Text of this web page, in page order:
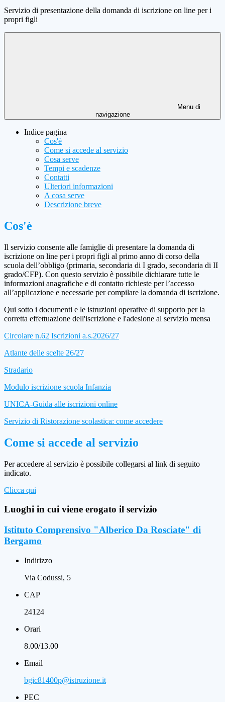
Servizio di presentazione della domanda di iscrizione on line per i
propri figli
Menu di
navigazione
Indice pagina
Cos'è
Come si accede al servizio
Cosa serve
Tempi e scadenze
Contatti
Ulteriori informazioni
A cosa serve
Descrizione breve
Cos'è
Il servizio consente alle famiglie di presentare la domanda di
iscrizione on line per i propri figli al primo anno di corso della
scuola dell’obbligo (primaria, secondaria di I grado, secondaria di II
grado/CFP). Con questo servizio è possibile dichiarare tutte le
informazioni anagrafiche e di contatto richieste per l’accesso
all’applicazione e necessarie per compilare la domanda di iscrizione.
Qui sotto i documenti e le istruzioni operative di supporto per la
corretta effettuazione dell'iscrizione e l'adesione al servizio mensa
Circolare n.62 Iscrizioni a.s.2026/27
Atlante delle scelte 26/27
Stradario
Modulo iscrizione scuola Infanzia
UNICA-Guida alle iscrizioni online
Servizio di Ristorazione scolastica: come accedere
Come si accede al servizio
Per accedere al servizio è possibile collegarsi al link di seguito
indicato.
Clicca qui
Luoghi in cui viene erogato il servizio
Istituto Comprensivo "Alberico Da Rosciate" di
Bergamo
Indirizzo
Via Codussi, 5
CAP
24124
Orari
8.00/13.00
Email
bgic81400p@istruzione.it
PEC